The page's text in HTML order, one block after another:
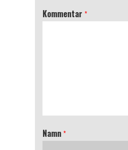
Kommentar *
Namn *